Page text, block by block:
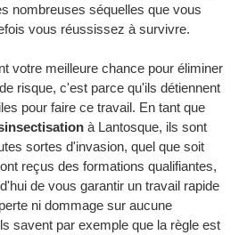
nombreuses séquelles que vous
vous réussissez à survivre.
votre meilleure chance pour éliminer
risque, c'est parce qu'ils détiennent
pour faire ce travail. En tant que
à Lantosque, ils sont
sortes d'invasion, quel que soit
reçus des formations qualifiantes,
de vous garantir un travail rapide
ni dommage sur aucune
savent par exemple que la règle est